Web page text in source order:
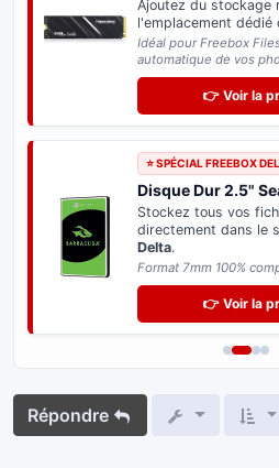
Ajoutez du stockage
l'emplacement dédié
Idéal pour Freebox
automatique de vos
👉 Voir la
⭐ SPÉCIAL FREEBOX
Disque Dur 2.5"
Stockez tous vos
directement dans le
Delta.
Format 7mm 100%
👉 Voir la
Répondre